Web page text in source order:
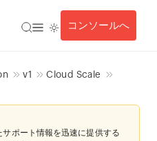
コンソールへ
v1
Cloud Scale
ポート情報を迅速に提供する